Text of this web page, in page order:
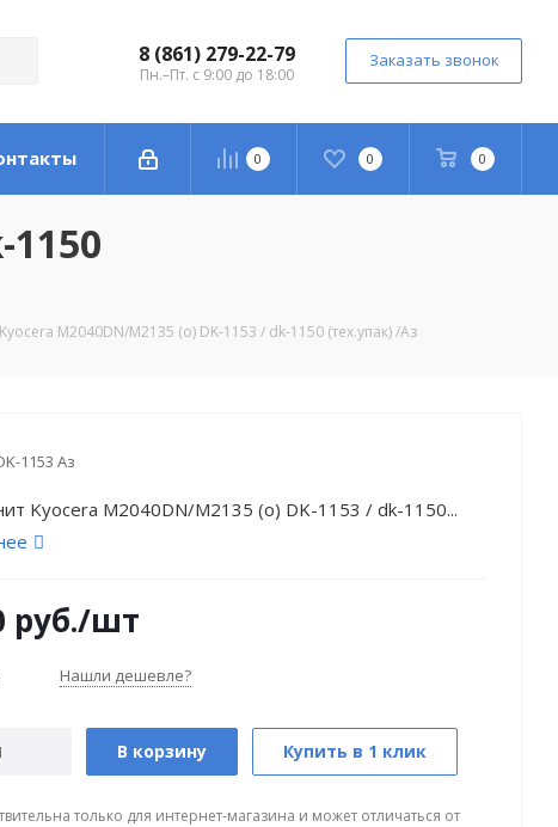
8 (861) 279-22-79
Пн.–Пт. с 9:00 до 18:00
Заказать звонок
0 0 0
M2040DN/M2135 (o) DK-1153 / dk-1150 (тех.упак) /Аз
1153 Аз
Kyocera M2040DN/M2135 (o) DK-1153 / dk-1150...
руб./шт
Нашли дешевле?
В корзину Купить в 1 клик
только для интернет-магазина и может отличаться от